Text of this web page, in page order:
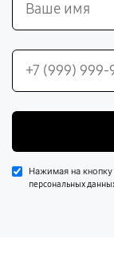
Нажимая на
персональных